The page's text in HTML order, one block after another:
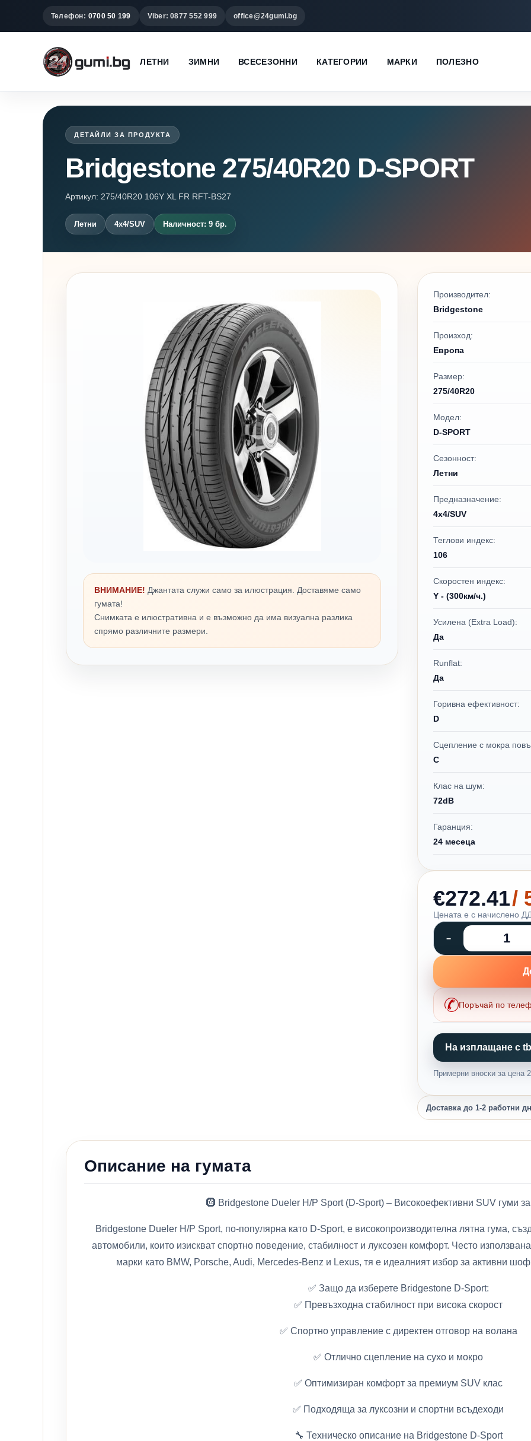
Телефон: 0700 50 199 Viber: 0877 552 999 office@24gumi.bg
ЛЕТНИ ЗИМНИ ВСЕСЕЗОННИ КАТЕГОРИИ МАРКИ ПОЛЕЗНО
ДЕТАЙЛИ ЗА ПРОДУКТА
Bridgestone 275/40R20 D-SPORT
Артикул: 275/40R20 106Y XL FR RFT-BS27
Летни 4x4/SUV Наличност: 9 бр.
ВНИМАНИЕ! Джантата служи само за илюстрация. Доставяме само
гумата!
Снимката е илюстративна и е възможно да има визуална разлика
спрямо различните размери.
Производител:
Bridgestone
Произход:
Европа
Размер:
275/40R20
Модел:
D-SPORT
Сезонност:
Летни
Предназначение:
4x4/SUV
Теглови индекс:
106
Скоростен индекс:
Y - (300км/ч.)
Усилена (Extra Load):
Да
Runflat:
Да
Горивна ефективност:
D
Сцепление с мокра
C
Клас на шум:
72dB
Гаранция:
24 месеца
€272.41/
Цената е с начислено
Поръчай по
На изплащане с
Примерни вноски за цена
Доставка до 1-2 работни
Описание на гумата
🛞 Bridgestone Dueler H/P Sport (D-Sport) – Високоефективни SUV гуми за
Bridgestone Dueler H/P Sport, по-популярна като D-Sport, е високопроизводителна лятна гума,
автомобили, които изискват спортно поведение, стабилност и луксозен комфорт. Често
марки като BMW, Porsche, Audi, Mercedes-Benz и Lexus, тя е идеалният избор за активни
✅ Защо да изберете Bridgestone D-Sport:
✅ Превъзходна стабилност при висока скорост
✅ Спортно управление с директен отговор на волана
✅ Отлично сцепление на сухо и мокро
✅ Оптимизиран комфорт за премиум SUV клас
✅ Подходяща за луксозни и спортни всъдеходи
🔧 Техническо описание на Bridgestone D-Sport